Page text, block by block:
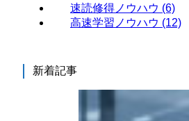
速読修得ノウハウ (6)
高速学習ノウハウ (12)
新着記事